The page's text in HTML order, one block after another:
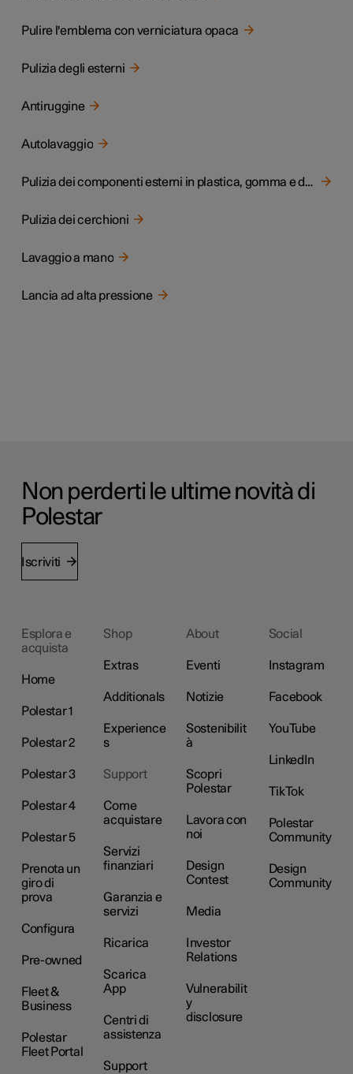
Pulire l'emblema con verniciatura opaca
Pulizia degli esterni
Antiruggine
Autolavaggio
Pulizia dei componenti esterni in plastica, gomma e decorativi
Pulizia dei cerchioni
Lavaggio a mano
Lancia ad alta pressione
Non perderti le ultime novità di
Polestar
Iscriviti
Esplora e
acquista
Home
Polestar 1
Polestar 2
Polestar 3
Polestar 4
Polestar 5
Prenota un
giro di
prova
Configura
Pre-owned
Fleet &
Business
Polestar
Fleet Portal
Shop
Extras
Additionals
Experience
s
Support
Come
acquistare
Servizi
finanziari
Garanzia e
servizi
Ricarica
Scarica
App
Centri di
assistenza
Support
About
Eventi
Notizie
Sostenibilit
à
Scopri
Polestar
Lavora con
noi
Design
Contest
Media
Investor
Relations
Vulnerabilit
y
disclosure
Social
Instagram
Facebook
YouTube
LinkedIn
TikTok
Polestar
Community
Design
Community